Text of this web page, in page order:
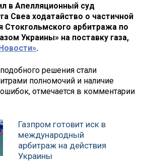
в Апелляционный суд
Свеа ходатайство о частичной
Стокгольмского арбитража по
Украины» на поставку газа,
.
решения стали
полномочий и наличие
отмечается в комментарии
Газпром готовит иск в
международный
арбитраж на действия
Украины